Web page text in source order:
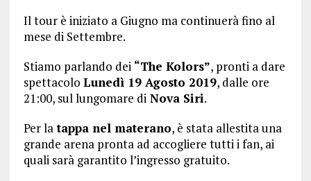
Il tour è iniziato a Giugno ma continuerà fino al
mese di Settembre.
Stiamo parlando dei “The Kolors”, pronti a dare
spettacolo Lunedì 19 Agosto 2019, dalle ore
21:00, sul lungomare diNova Siri.
Per latappa nel materano, è stata allestita una
grande arena pronta ad accogliere tutti i fan, ai
quali sarà garantito l’ingresso gratuito.